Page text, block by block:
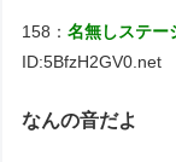
158：名無しステー
ID:5BfzH2GV0.net
なんの音だよ